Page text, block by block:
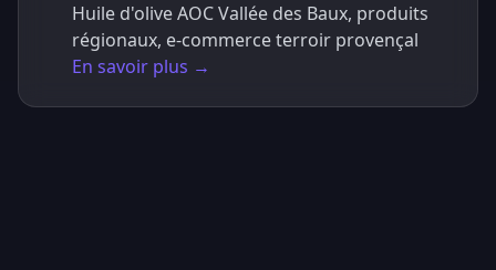
Huile d'olive AOC Vallée des Baux, produits
régionaux, e-commerce terroir provençal
En savoir plus →